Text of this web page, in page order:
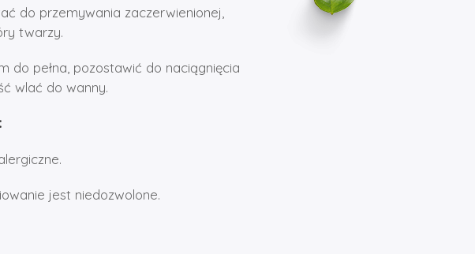
do przemywania zaczerwienionej,
twarzy.
do pełna, pozostawić do naciągnięcia
wlać do wanny.
jest niedozwolone.